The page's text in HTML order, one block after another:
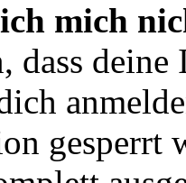
mich
dass
gesperrt